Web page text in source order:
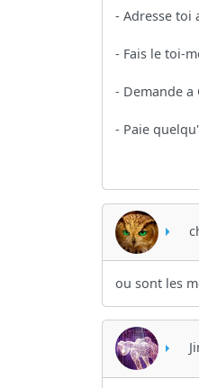
- Adresse toi
- Fais le toi-
- Demande
- Paie
ou sont les